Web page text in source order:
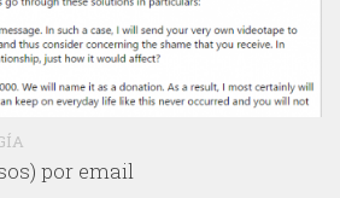
por email